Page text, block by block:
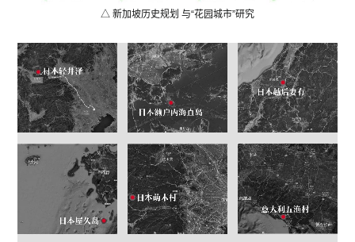
△ 新加坡历史规划 与“花园城市”研究